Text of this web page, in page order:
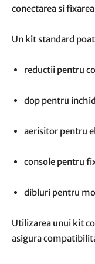
conectarea si
Un kit standard
reductii pentru
dop pentru
aerisitor pentru
console pentru
dibluri pentru
Utilizarea unui kit
asigura